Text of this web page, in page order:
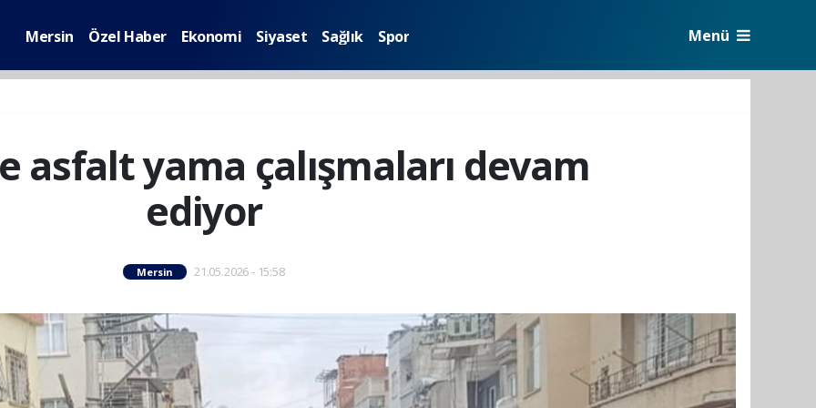
Mersin Özel Haber Ekonomi Siyaset Sağlık Spor Menü
asfalt yama çalışmaları devam
ediyor
Mersin 21.05.2026 - 15:58